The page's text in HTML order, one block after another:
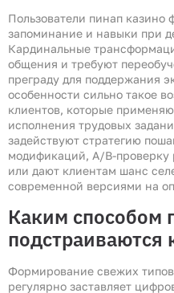
Пользователи пинап
запоминание и навыки при
Кардинальные
общения и требуют
преграду для поддержания
особенности сильно такое
клиентов, которые
исполнения трудовых
задействуют стратегию
модификаций, A/B-
или дают клиентам шанс
современной версиями на
Каким способом
Формирование свежих
регулярно заставляет